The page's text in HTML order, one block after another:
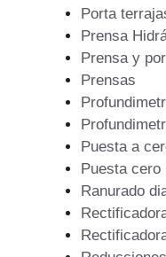
Porta
Prensa
Prensa y
Prensas
Puesta a
Puesta
Ranurado